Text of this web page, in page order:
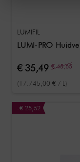
LUMIFIL
LUMI-PRO
€ 35,49 € 45,65
(17.745,00 € / L)
-€ 25,52